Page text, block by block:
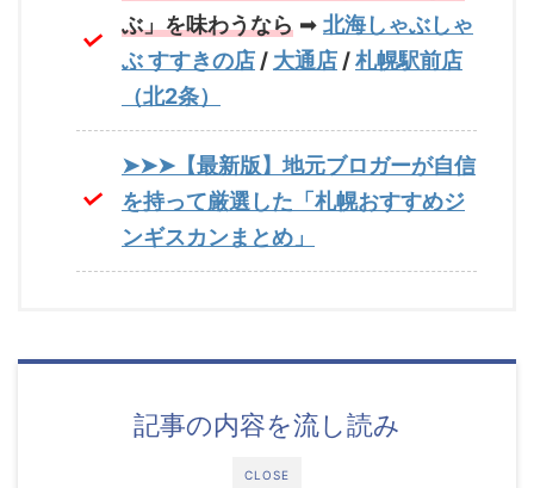
ぶ」を味わうなら ➡ 北海しゃぶしゃ
ぶ すすきの店 / 大通店 /札幌駅前店
（北2条）
➤➤➤【最新版】地元ブロガーが自信
を持って厳選した「札幌おすすめジ
ンギスカンまとめ」
CLOSE
記事の内容を流し読み